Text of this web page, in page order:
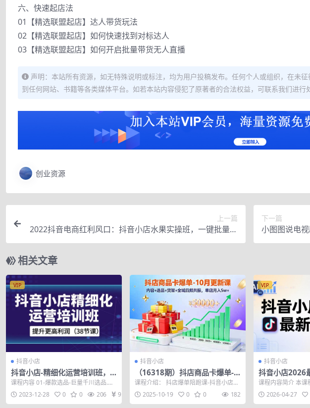
六、快速起店法
01【精选联盟起店】达人带货玩法
02【精选联盟起店】如何快速找到对标达人
03【精选联盟起店】如何开启批量带货无人直播
声明：本站所有资源，如无特殊说明或标注，均为用户投稿发布。任何个人或组织，在未
到任何网站、书籍等各类媒体平台。如若本站内容侵犯了原著者的合法权益，可联系我们进行
创业资源
上一篇
2022抖音电商红利风口：抖音小店水果实操班，一键批量上
品 日发千单实操
下一篇
小图图说电
到1创作流程
相关文章
VIP
抖音小店
抖音小店-精细化运营培训班，
提升更高利润（38节课）
课程内容 01-爆款选品-巨量千川选品.mp
4 02-爆款选品-罗盘商品排行榜....
2023-12-28 0 0 206 9.9
抖音小店
（16318期）抖店商品卡爆单-1
0月新课：内容+选品+货架+全
域四频共振，单店月入5w+
课程介绍： 抖店爆单陪跑课-抖音小店爆
单陪跑。涵盖商品卡标准化SOP、短视
频联动...
2025-10-19 0 0 182
VIP
抖音小店
抖音小店2026
26：从入驻到
拆解拼上抖
课程内容简介 本课
音小店运营实操课
6年，...
2026-04-27